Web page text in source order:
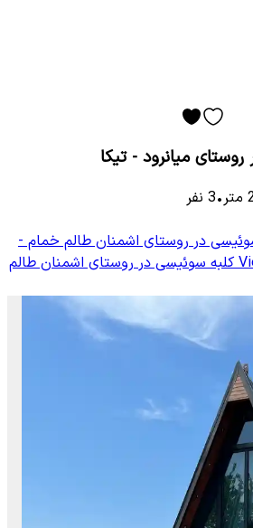
میانرود - تیکا
متر•
3 نفر
در روستای اشمنان طالم خمام -
کلبه سوئیسی در روستای اشمنان طالم